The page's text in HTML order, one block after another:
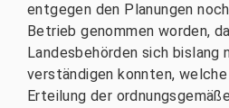
entgegen den Planungen
Betrieb genommen worden,
Landesbehörden sich bislang
verständigen konnten,
Erteilung der